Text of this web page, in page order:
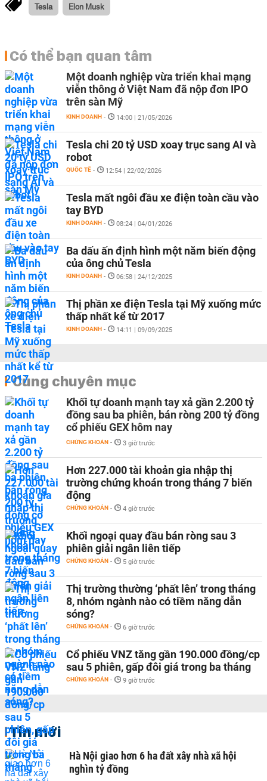
Tesla Elon Musk
Có thể bạn quan tâm
Một doanh nghiệp vừa triển khai mạng
viễn thông ở Việt Nam đã nộp đơn IPO
trên sàn Mỹ
KINH DOANH - 14:00 | 21/05/2026
Tesla chi 20 tỷ USD xoay trục sang AI và
robot
QUỐC TẾ - 12:54 | 22/02/2026
Tesla mất ngôi đầu xe điện toàn cầu vào
tay BYD
KINH DOANH - 08:24 | 04/01/2026
Ba dấu ấn định hình một năm biến động
của ông chủ Tesla
KINH DOANH - 06:58 | 24/12/2025
Thị phần xe điện Tesla tại Mỹ xuống mức
thấp nhất kể từ 2017
KINH DOANH - 14:11 | 09/09/2025
Cùng chuyên mục
Khối tự doanh mạnh tay xả gần 2.200 tỷ
đồng sau ba phiên, bán ròng 200 tỷ đồng
cổ phiếu GEX hôm nay
CHỨNG KHOÁN - 3 giờ trước
Hơn 227.000 tài khoản gia nhập thị
trường chứng khoán trong tháng 7 biến
động
CHỨNG KHOÁN - 4 giờ trước
Khối ngoại quay đầu bán ròng sau 3
phiên giải ngân liên tiếp
CHỨNG KHOÁN - 5 giờ trước
Thị trường thường ‘phất lên’ trong tháng
8, nhóm ngành nào có tiềm năng dẫn
sóng?
CHỨNG KHOÁN - 6 giờ trước
Cổ phiếu VNZ tăng gần 190.000 đồng/cp
sau 5 phiên, gấp đôi giá trong ba tháng
CHỨNG KHOÁN - 9 giờ trước
Tin mới
Hà Nội giao hơn 6 ha đất xây nhà xã hội
nghìn tỷ đồng